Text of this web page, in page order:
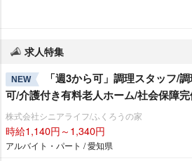
求人特集
NEW
「週3から可」調理スタッフ/
可/介護付き有料老人ホーム/社会保障
株式会社シニアライフ/ふくろうの家
時給1,140円～1,340円
アルバイト・パート / 愛知県